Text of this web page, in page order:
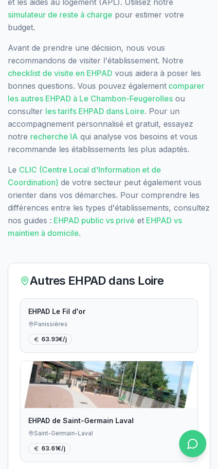
et les aides au logement (APL). Utilisez notre
simulateur de reste à charge pour estimer votre
budget.
Avant de prendre une décision, nous vous
recommandons de visiter l'établissement. Notre
checklist de visite en EHPAD vous aidera à poser les
bonnes questions. Vous pouvez également comparer
les autres EHPAD à Le Chambon-Feugerolles ou
consulter les tarifs EHPAD dans Loire. Pour un
accompagnement personnalisé et gratuit, essayez
notre recherche IA qui analyse vos besoins et vous
recommande les établissements les plus adaptés.
Le CLIC (Centre Local d'Information et de
Coordination) de votre secteur peut également vous
orienter dans vos démarches. Pour comprendre les
différences entre les types d'établissements, consultez
nos guides : EHPAD public vs privé et EHPAD vs
maintien à domicile.
Autres EHPAD dans Loire
EHPAD Le Fil d'or
Panissières
63.93€/j
EHPAD de Saint-Germain Laval
Saint-Germain-Laval
63.61€/j